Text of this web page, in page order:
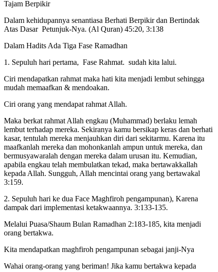
Tajam Berpikir
Dalam kehidupannya senantiasa Berhati Berpikir dan Bertindak
Atas Dasar Petunjuk-Nya. (Al Quran) 45:20, 3:138
Dalam Hadits Ada Tiga Fase Ramadhan
1. Sepuluh hari pertama, Fase Rahmat. sudah kita lalui.
Ciri mendapatkan rahmat maka hati kita menjadi lembut sehingga
mudah memaafkan & mendoakan.
Ciri orang yang mendapat rahmat Allah.
Maka berkat rahmat Allah engkau (Muhammad) berlaku lemah
lembut terhadap mereka. Sekiranya kamu bersikap keras dan berhati
kasar, tentulah mereka menjauhkan diri dari sekitarmu. Karena itu
maafkanlah mereka dan mohonkanlah ampun untuk mereka, dan
bermusyawaralah dengan mereka dalam urusan itu. Kemudian,
apabila engkau telah membulatkan tekad, maka bertawakkallah
kepada Allah. Sungguh, Allah mencintai orang yang bertawakal
3:159.
2. Sepuluh hari ke dua Face Maghfiroh pengampunan), Karena
dampak dari implementasi ketakwaannya. 3:133-135.
Melalui Puasa/Shaum Bulan Ramadhan 2:183-185, kita menjadi
orang bertakwa.
Kita mendapatkan maghfiroh pengampunan sebagai janji-Nya
Wahai orang-orang yang beriman! Jika kamu bertakwa kepada